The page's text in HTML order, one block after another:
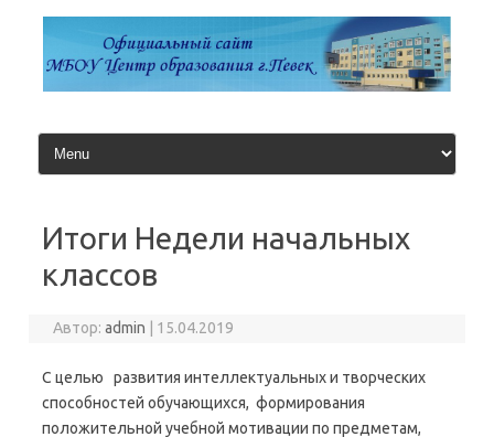
содержимому
Итоги Недели начальных
классов
Автор:admin 15.04.2019
С целью развития интеллектуальных и творческих
способностей обучающихся, формирования
положительной учебной мотивации по предметам,